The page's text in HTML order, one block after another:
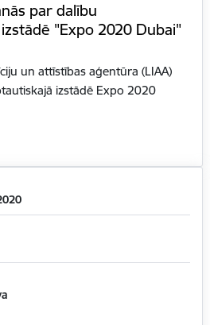
par dalību
"Expo 2020 Dubai"
un attīstības aģentūra (LIAA)
izstādē Expo 2020